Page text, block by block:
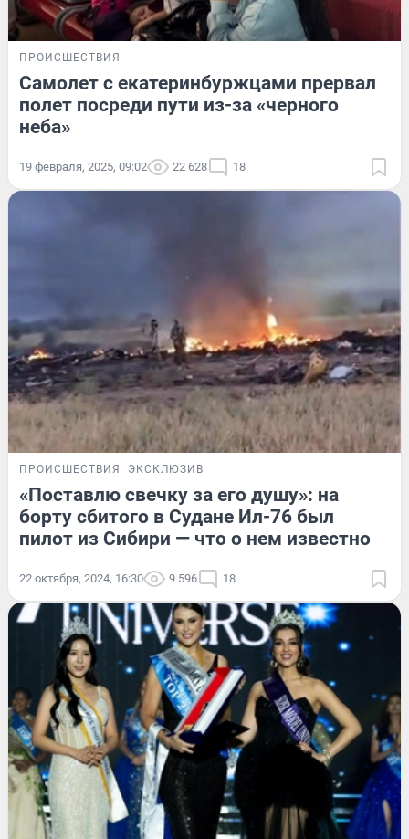
ПРОИСШЕСТВИЯ
Самолет с екатеринбуржцами прервал
полет посреди пути из-за «черного
неба»
19 февраля, 2025, 09:02 22 628 18
ПРОИСШЕСТВИЯ ЭКСКЛЮЗИВ
«Поставлю свечку за его душу»: на
борту сбитого в Судане Ил-76 был
пилот из Сибири — что о нем известно
22 октября, 2024, 16:30 9 596 18